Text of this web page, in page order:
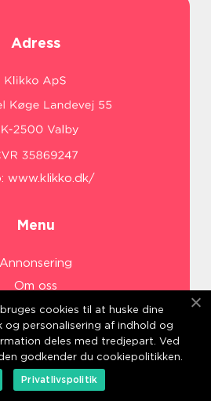
Adress
www.klikko.dk/
Menu
Annonsering
Om oss
Cookies
oss
Sitemap
cookies til at huske dine
og personalisering af indhold og
deles med tredjepart. Ved
godkender du cookiepolitikken.
Privatlivspolitik